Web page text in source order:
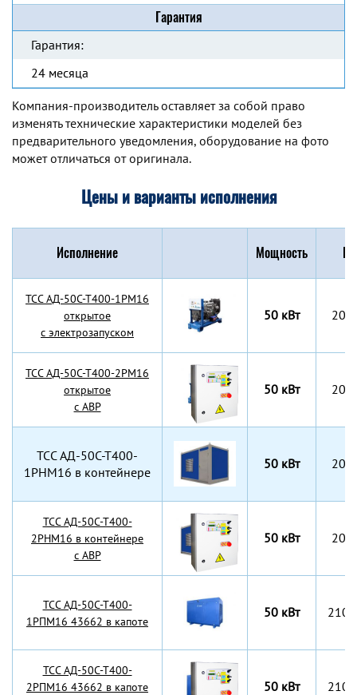
Гарантия
Гарантия:
24 месяца
Компания-производитель оставляет за собой право
изменять технические характеристики моделей без
предварительного уведомления, оборудование на фото
может отличаться от оригинала.
Цены и варианты исполнения
Исполнение Мощность
TCC АД-50С-Т400-1РМ16
открытое
с электрозапуском
50 кВт
TCC АД-50С-Т400-2РМ16
открытое
с АВР
50 кВт
TCC АД-50С-Т400-
1РНМ16 в контейнере
50 кВт
TCC АД-50С-Т400-
2РНМ16 в контейнере
с АВР
50 кВт
TCC АД-50С-Т400-
1РПМ16 43662 в капоте
50 кВт
TCC АД-50С-Т400-
2РПМ16 43662 в капоте
50 кВт